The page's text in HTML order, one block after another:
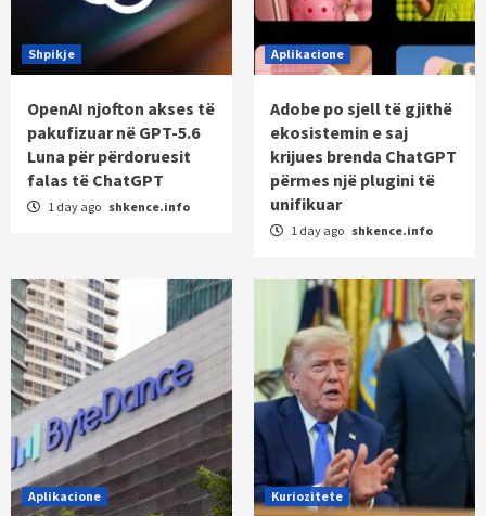
Shpikje
OpenAI njofton akses të
pakufizuar në GPT-5.6
Luna për përdoruesit
falas të ChatGPT
1 day ago shkence.info
Aplikacione
Adobe po sjell të gjithë
ekosistemin e saj
krijues brenda ChatGPT
përmes një plugini të
unifikuar
1 day ago shkence.info
Aplikacione Kuriozitete